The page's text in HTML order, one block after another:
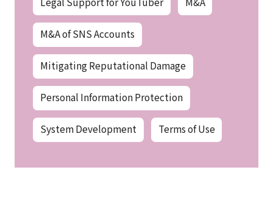
M&A of SNS Accounts
Mitigating Reputational Damage
Personal Information Protection
System Development Terms of Use